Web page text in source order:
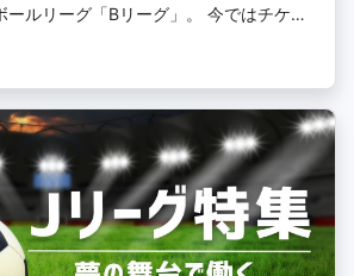
ールリーグ「Bリーグ」。 今ではチケッ
スケに興味を示す方々がたくさんいま
これからも日本の中心を走り続けるた
はもちろん、チームスタッフやリーグ運
不可欠です。 バスケを愛するあなたなら
りたいと思ったことがあるはず。 あな
求人から未経験でも挑戦できる求人まで
までご覧ください！！